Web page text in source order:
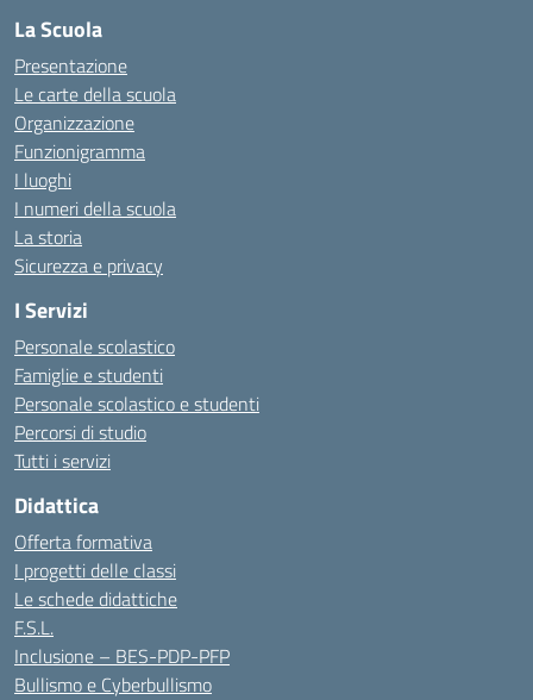
La Scuola
Presentazione
Le carte della scuola
Organizzazione
Funzionigramma
I luoghi
I numeri della scuola
La storia
Sicurezza e privacy
I Servizi
Personale scolastico
Famiglie e studenti
Personale scolastico e studenti
Percorsi di studio
Tutti i servizi
Didattica
Offerta formativa
I progetti delle classi
Le schede didattiche
F.S.L.
Inclusione – BES-PDP-PFP
Bullismo e Cyberbullismo